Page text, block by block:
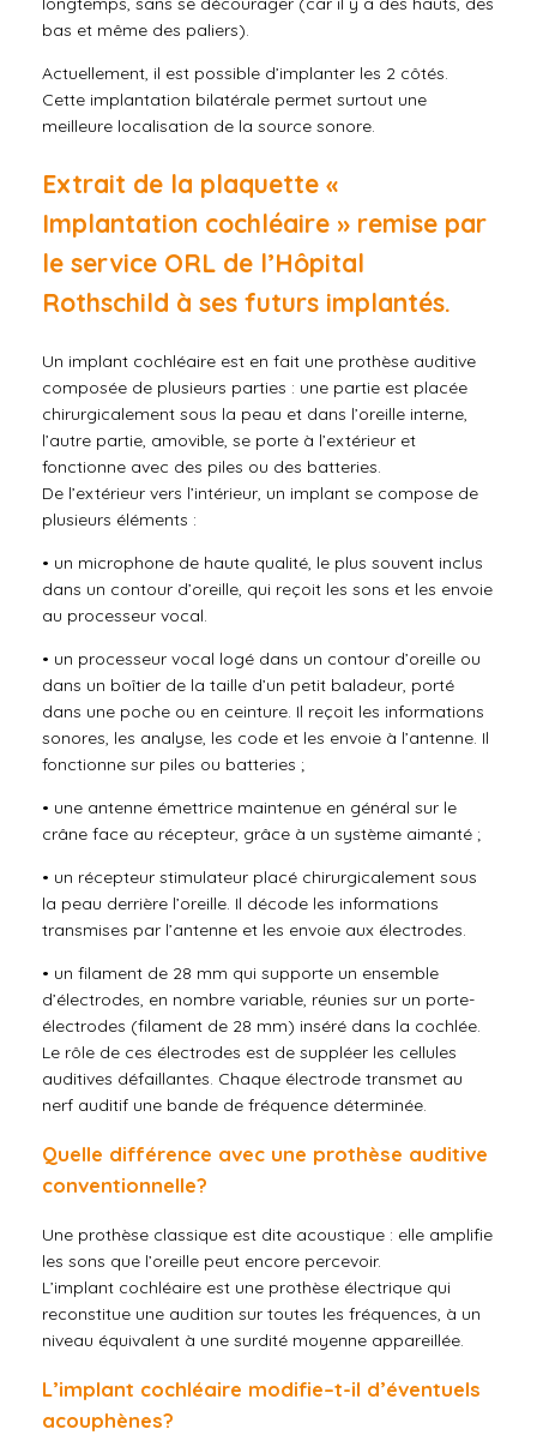
bas et même des paliers).
Actuellement, il est possible d’implanter les 2 côtés.
Cette implantation bilatérale permet surtout une
meilleure localisation de la source sonore.
Extrait de la plaquette «
Implantation cochléaire » remise par
le service ORL de l’Hôpital
Rothschild à ses futurs implantés.
Un implant cochléaire est en fait une prothèse auditive
composée de plusieurs parties : une partie est placée
chirurgicalement sous la peau et dans l’oreille interne,
l’autre partie, amovible, se porte à l’extérieur et
fonctionne avec des piles ou des batteries.
De l’extérieur vers l’intérieur, un implant se compose de
plusieurs éléments :
• un microphone de haute qualité, le plus souvent inclus
dans un contour d’oreille, qui reçoit les sons et les envoie
au processeur vocal.
• un processeur vocal logé dans un contour d’oreille ou
dans un boîtier de la taille d’un petit baladeur, porté
dans une poche ou en ceinture. Il reçoit les informations
sonores, les analyse, les code et les envoie à l’antenne. Il
fonctionne sur piles ou batteries ;
• une antenne émettrice maintenue en général sur le
crâne face au récepteur, grâce à un système aimanté ;
• un récepteur stimulateur placé chirurgicalement sous
la peau derrière l’oreille. Il décode les informations
transmises par l’antenne et les envoie aux électrodes.
• un filament de 28 mm qui supporte un ensemble
d’électrodes, en nombre variable, réunies sur un porte-
électrodes (filament de 28 mm) inséré dans la cochlée.
Le rôle de ces électrodes est de suppléer les cellules
auditives défaillantes. Chaque électrode transmet au
nerf auditif une bande de fréquence déterminée.
Quelle différence avec une prothèse auditive
conventionnelle?
Une prothèse classique est dite acoustique : elle amplifie
les sons que l’oreille peut encore percevoir.
L’implant cochléaire est une prothèse électrique qui
reconstitue une audition sur toutes les fréquences, à un
niveau équivalent à une surdité moyenne appareillée.
L’implant cochléaire modifie–t-il d’éventuels
acouphènes?